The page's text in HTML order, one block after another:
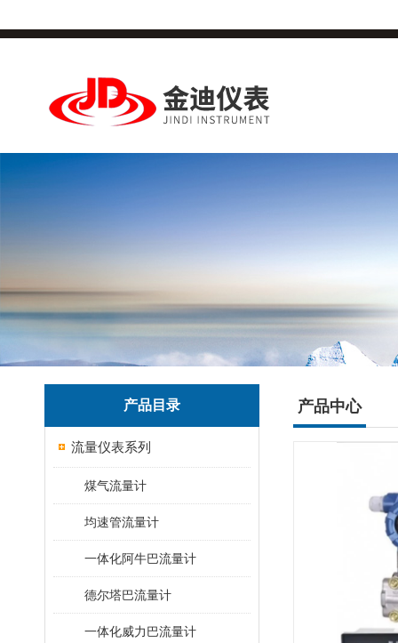
产品目录
流量仪表系列
煤气流量计
均速管流量计
一体化阿牛巴流量计
德尔塔巴流量计
一体化威力巴流量计
产品中心